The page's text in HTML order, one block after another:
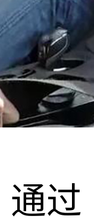
通过